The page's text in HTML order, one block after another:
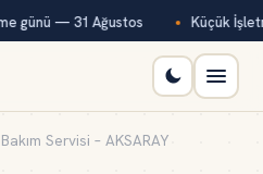
günü — 31 Ağustos Küçük
Servisi – AKSARAY